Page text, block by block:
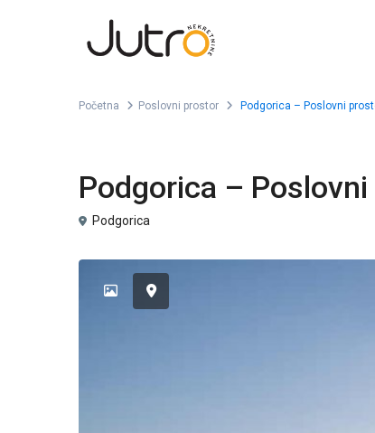
Početna Poslovni prostor Podgorica – Poslovni
Podgorica –
Podgorica